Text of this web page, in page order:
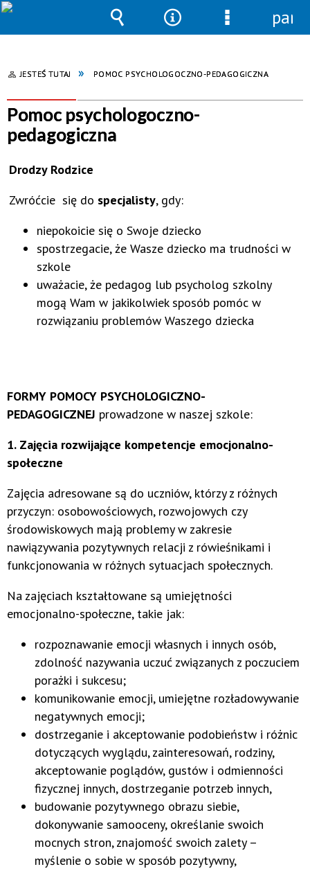
JESTEŚ TUTAJ POMOC PSYCHOLOGOCZNO-PEDAGOGICZNA
Pomoc psychologoczno-
pedagogiczna
Drodzy Rodzice
Zwróćcie się do specjalisty, gdy:
niepokoicie się o Swoje dziecko
spostrzegacie, że Wasze dziecko ma trudności w
szkole
uważacie, że pedagog lub psycholog szkolny
mogą Wam w jakikolwiek sposób pomóc w
rozwiązaniu problemów Waszego dziecka
FORMY POMOCY PSYCHOLOGICZNO-
PEDAGOGICZNEJ prowadzone w naszej szkole:
1. Zajęcia rozwijające kompetencje emocjonalno-
społeczne
Zajęcia adresowane są do uczniów, którzy z różnych
przyczyn: osobowościowych, rozwojowych czy
środowiskowych mają problemy w zakresie
nawiązywania pozytywnych relacji z rówieśnikami i
funkcjonowania w różnych sytuacjach społecznych.
Na zajęciach kształtowane są umiejętności
emocjonalno-społeczne, takie jak:
rozpoznawanie emocji własnych i innych osób,
zdolność nazywania uczuć związanych z poczuciem
porażki i sukcesu;
komunikowanie emocji, umiejętne rozładowywanie
negatywnych emocji;
dostrzeganie i akceptowanie podobieństw i różnic
dotyczących wyglądu, zainteresowań, rodziny,
akceptowanie poglądów, gustów i odmienności
fizycznej innych, dostrzeganie potrzeb innych,
budowanie pozytywnego obrazu siebie,
dokonywanie samooceny, określanie swoich
mocnych stron, znajomość swoich zalety –
myślenie o sobie w sposób pozytywny,
Wyszukiwarka
NarzędziaMenu